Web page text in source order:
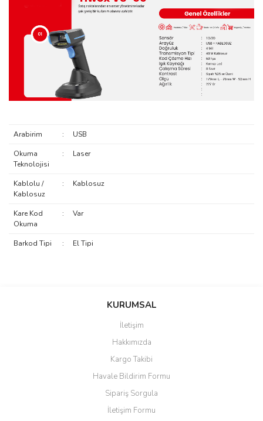
Arabirim : USB
Okuma
Teknolojisi
: Laser
Kablolu /
Kablosuz
: Kablosuz
Kare Kod
Okuma
: Var
Barkod Tipi : El Tipi
Bu ürüne ilk yorumu siz yapın!
güzel paketlenmiş ama yanında
ile 24 izlenmektedir diye küçük
bir tabela olsa daha hoş
KURUMSAL
İletişim
Hakkımızda
Kargo Takibi
Havale Bildirim Formu
Sipariş Sorgula
İletişim Formu